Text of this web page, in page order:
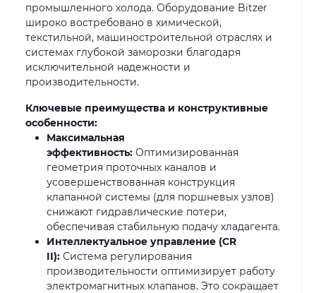
промышленного холода. Оборудование Bitzer
широко востребовано в химической,
текстильной, машиностроительной отраслях и
системах глубокой заморозки благодаря
исключительной надежности и
производительности.
Ключевые преимущества и конструктивные
особенности:
Максимальная
эффективность: Оптимизированная
геометрия проточных каналов и
усовершенствованная конструкция
клапанной системы (для поршневых узлов)
снижают гидравлические потери,
обеспечивая стабильную подачу хладагента.
Интеллектуальное управление (CR
II): Система регулирования
производительности оптимизирует работу
электромагнитных клапанов. Это сокращает